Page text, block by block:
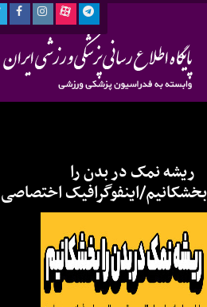
ریشه نمک در بدن را
بخشکانیم/اینفوگرافیک اختصاصی